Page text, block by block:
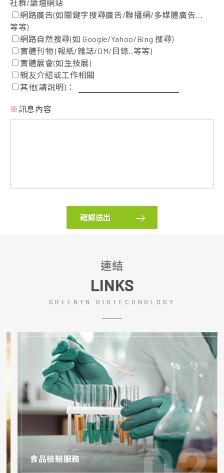
社群/論壇網站
網路廣告(如關鍵字搜尋廣告/聯播網/多媒體廣告...
等等)
網路自然搜尋(如 Google/Yahoo/Bing 搜尋)
實體刊物 (報紙/雜誌/DM/目錄..等等)
實體展會(如生技展)
親友介紹或工作相關
其他(請說明)：
※ 訊息內容
確認送出
連結
LINKS
GREENYN BIOTECHNOLOGY
食品檢驗服務